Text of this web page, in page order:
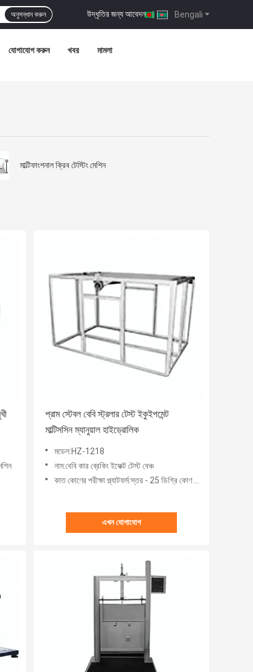
Bengali
উদ্ধৃতির জন্য আবেদন |
অনুসন্ধান করুন
যোগাযোগ করুন খবর মামলা
মাল্টিফাংশনাল ক্রিব টেস্টিং মেশিন
প্রাম স্টেবল বেবি স্ট্রলার টেস্ট ইকুইপমেন্ট
মাল্টিসসিন ম্যানুয়াল হাইড্রোলিক
মডেল:HZ-1218
নাম:বেবি কার ব্রেকিং ইফেক্ট টেস্ট বেঞ্চ
কাত কোণের পরীক্ষা প্ল্যাটফর্ম:স্তর - 25 ডিগ্রি কোণ সামঞ্জস্যযোগ্য
এখন যোগাযোগ